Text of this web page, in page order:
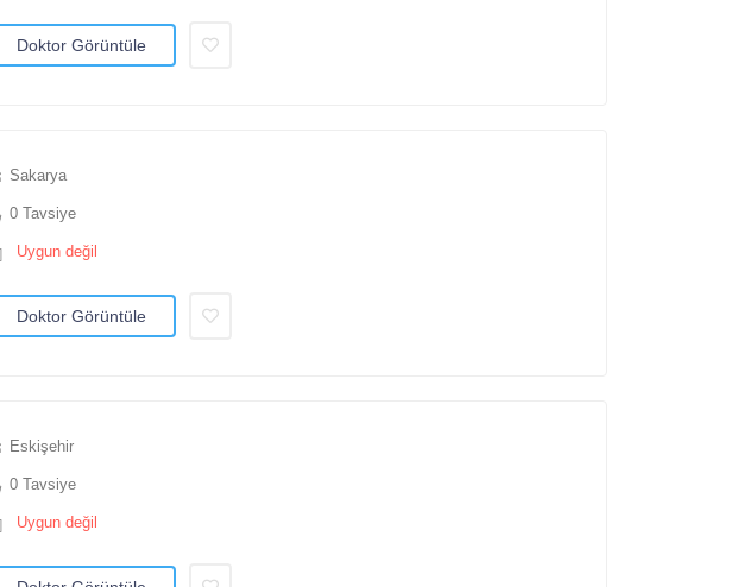
Doktor Görüntüle
Sakarya
0 Tavsiye
Uygun değil
Doktor Görüntüle
Eskişehir
0 Tavsiye
Uygun değil